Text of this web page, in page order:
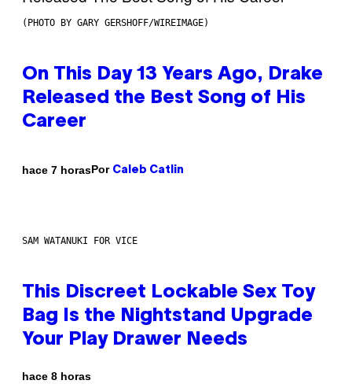
(PHOTO BY GARY GERSHOFF/WIREIMAGE)
On This Day 13 Years Ago, Drake
Released the Best Song of His
Career
hace 7 horasPor Caleb Catlin
SAM WATANUKI FOR VICE
This Discreet Lockable Sex Toy
Bag Is the Nightstand Upgrade
Your Play Drawer Needs
hace 8 horas